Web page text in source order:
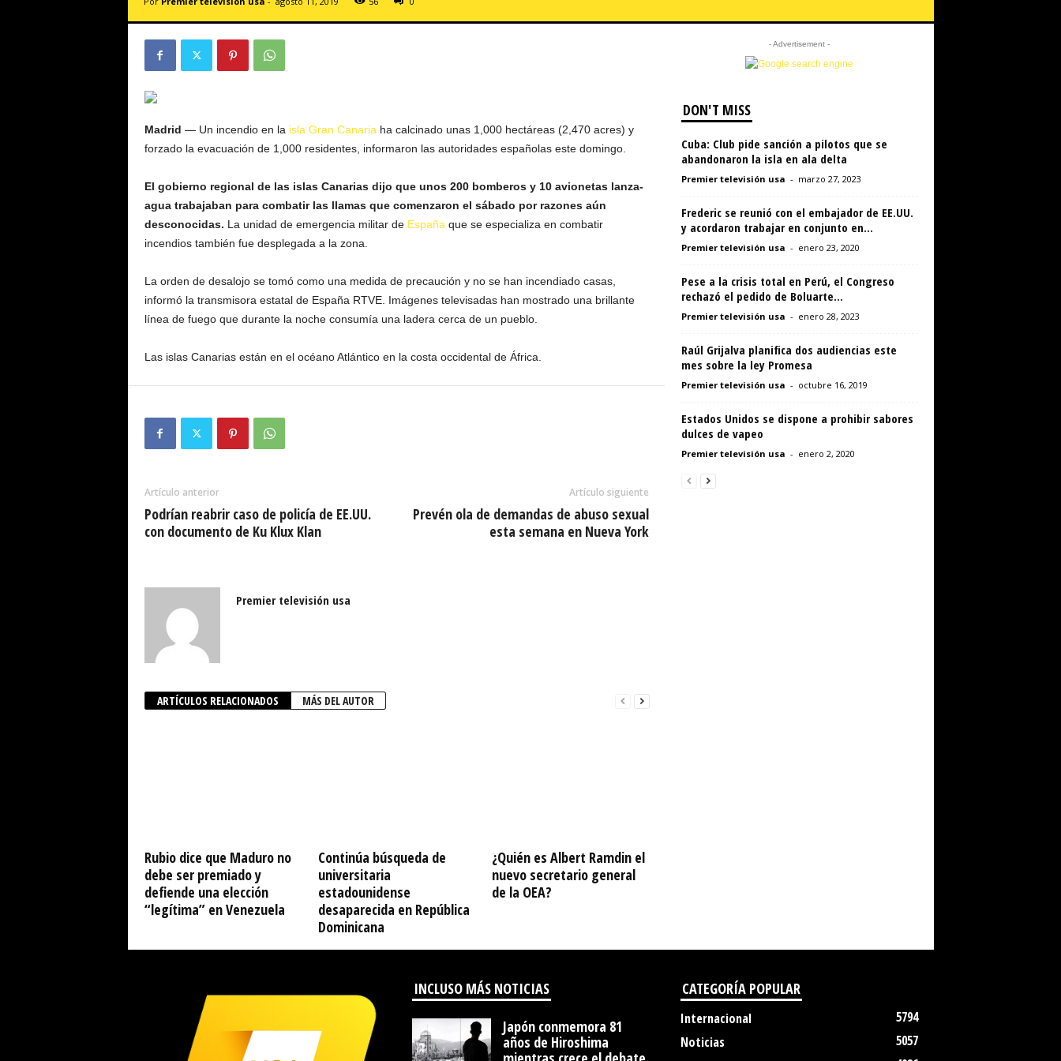
Madrid — Un incendio en la isla Gran Canaria ha calcinado unas 1,000 hectáreas (2,470 acres) y
forzado la evacuación de 1,000 residentes, informaron las autoridades españolas este domingo.
El gobierno regional de las islas Canarias dijo que unos 200 bomberos y 10 avionetas lanza-
agua trabajaban para combatir las llamas que comenzaron el sábado por razones aún
desconocidas. La unidad de emergencia militar de España que se especializa en combatir
incendios también fue desplegada a la zona.
La orden de desalojo se tomó como una medida de precaución y no se han incendiado casas,
informó la transmisora estatal de España RTVE. Imágenes televisadas han mostrado una brillante
línea de fuego que durante la noche consumía una ladera cerca de un pueblo.
Las islas Canarias están en el océano Atlántico en la costa occidental de África.
Artículo anterior
Podrían reabrir caso de policía de EE.UU.
con documento de Ku Klux Klan
Artículo siguiente
Prevén ola de demandas de abuso sexual
esta semana en Nueva York
Premier televisión usa
ARTÍCULOS RELACIONADOS MÁS DEL AUTOR
Rubio dice que Maduro no
debe ser premiado y
defiende una elección
“legítima” en Venezuela
Continúa búsqueda de
universitaria
estadounidense
desaparecida en República
Dominicana
¿Quién es Albert Ramdin el
nuevo secretario general
de la OEA?
- Advertisement -
DON'T MISS
Cuba: Club pide sanción a pilotos que se
abandonaron la isla en ala delta
Premier televisión usa - marzo 27, 2023
Frederic se reunió con el embajador de EE.UU.
y acordaron trabajar en conjunto en...
Premier televisión usa - enero 23, 2020
Pese a la crisis total en Perú, el Congreso
rechazó el pedido de Boluarte...
Premier televisión usa - enero 28, 2023
Raúl Grijalva planifica dos audiencias este
mes sobre la ley Promesa
Premier televisión usa - octubre 16, 2019
Estados Unidos se dispone a prohibir sabores
dulces de vapeo
Premier televisión usa - enero 2, 2020
INCLUSO MÁS NOTICIAS
Japón conmemora 81
años de Hiroshima
CATEGORÍA POPULAR
Internacional
5794
Noticias
5057